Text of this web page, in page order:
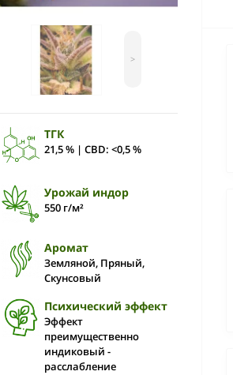
>
ТГК
21,5 % | CBD: <0,5 %
Урожай индор
550 г/м²
Аромат
Земляной, Пряный,
Скунсовый
Психический эффект
Эффект
преимущественно
индиковый -
расслабление